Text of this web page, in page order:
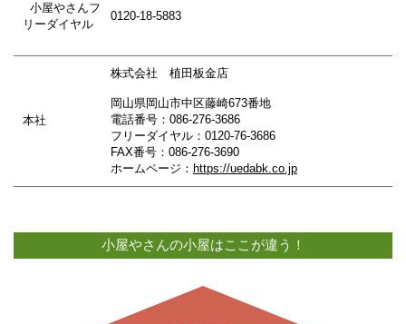
小屋やさんフ
リーダイヤル
0120-18-5883
本社
株式会社 植田板金店
岡山県岡山市中区藤崎673番地
電話番号：086-276-3686
フリーダイヤル：0120-76-3686
FAX番号：086-276-3690
ホームページ： https://uedabk.co.jp
小屋やさんの小屋はここが違う！